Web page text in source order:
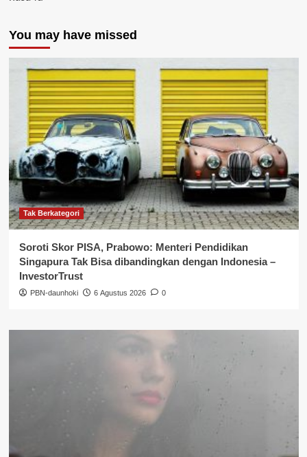
You may have missed
Tak Berkategori
Soroti Skor PISA, Prabowo: Menteri Pendidikan
Singapura Tak Bisa dibandingkan dengan Indonesia –
InvestorTrust
PBN-daunhoki 6 Agustus 2026 0